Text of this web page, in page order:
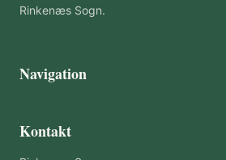
Rinkenæs Sogn.
Navigation
Kontakt